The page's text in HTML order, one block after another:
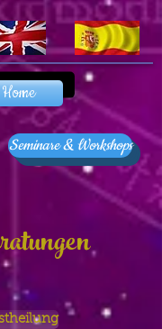
Seminare & Workshops
Home